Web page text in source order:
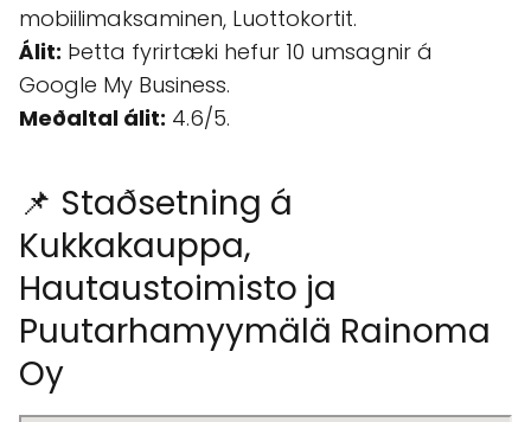
mobiilimaksaminen, Luottokortit.
Álit: Þetta fyrirtæki hefur 10 umsagnir á
Google My Business.
Meðaltal álit: 4.6/5.
📌 Staðsetning á
Kukkakauppa,
Hautaustoimisto ja
Puutarhamyymälä Rainoma
Oy